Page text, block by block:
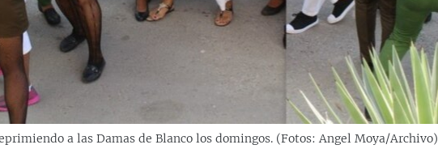
a las Damas de Blanco los domingos. (Fotos: Angel Moya/Archivo)